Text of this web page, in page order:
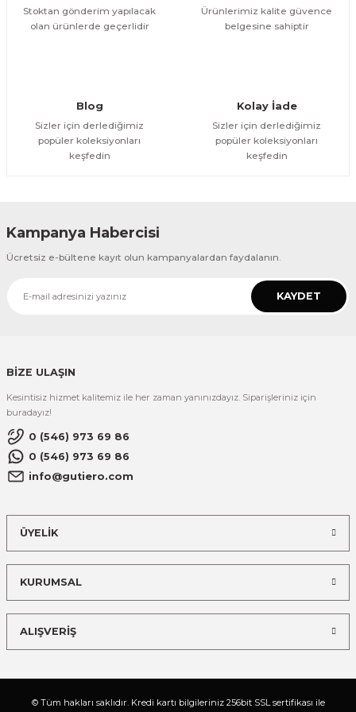
Stoktan gönderim yapılacak
olan ürünlerde geçerlidir
Ürünlerimiz kalite güvence
belgesine sahiptir
Blog
Sizler için derlediğimiz
popüler koleksiyonları
keşfedin
Kolay İade
Sizler için derlediğimiz
popüler koleksiyonları
keşfedin
Kampanya Habercisi
Ücretsiz e-bültene kayıt olun kampanyalardan faydalanın.
KAYDET
BİZE ULAŞIN
Kesintisiz hizmet kalitemiz ile her zaman yanınızdayız. Siparişleriniz için
buradayız!
0 (546) 973 69 86
0 (546) 973 69 86
info@gutiero.com
ÜYELİK
KURUMSAL
ALIŞVERİŞ
© Tüm hakları saklıdır. Kredi kartı bilgileriniz 256bit SSL sertifikası ile